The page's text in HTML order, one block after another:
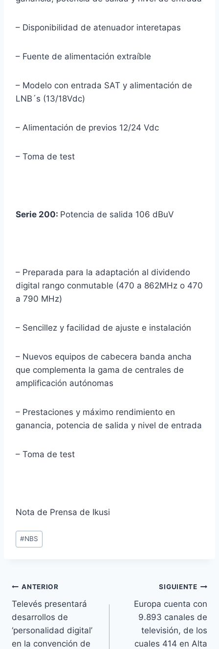
– Disponibilidad de atenuador interetapas
– Fuente de alimentación extraíble
– Modelo con entrada SAT y alimentación de
LNB´s (13/18Vdc)
– Alimentación de previos 12/24 Vdc
– Toma de test
Serie 200: Potencia de salida 106 dBuV
– Preparada para la adaptación al dividendo
digital rango conmutable (470 a 862MHz o 470
a 790 MHz)
– Sencillez y facilidad de ajuste e instalación
– Nuevos equipos de cabecera banda ancha
que complementa la gama de centrales de
amplificación autónomas
– Prestaciones y máximo rendimiento en
ganancia, potencia de salida y nivel de entrada
– Toma de test
Nota de Prensa de Ikusi
Etiquetas
de
#NBS
Navegación
de
entradas
ANTERIOR
Televés presentará
desarrollos de
‘personalidad digital’
en la convención de
SIGUIENTE
Europa cuenta con
9.893 canales de
televisión, de los
cuales 414 en Alta